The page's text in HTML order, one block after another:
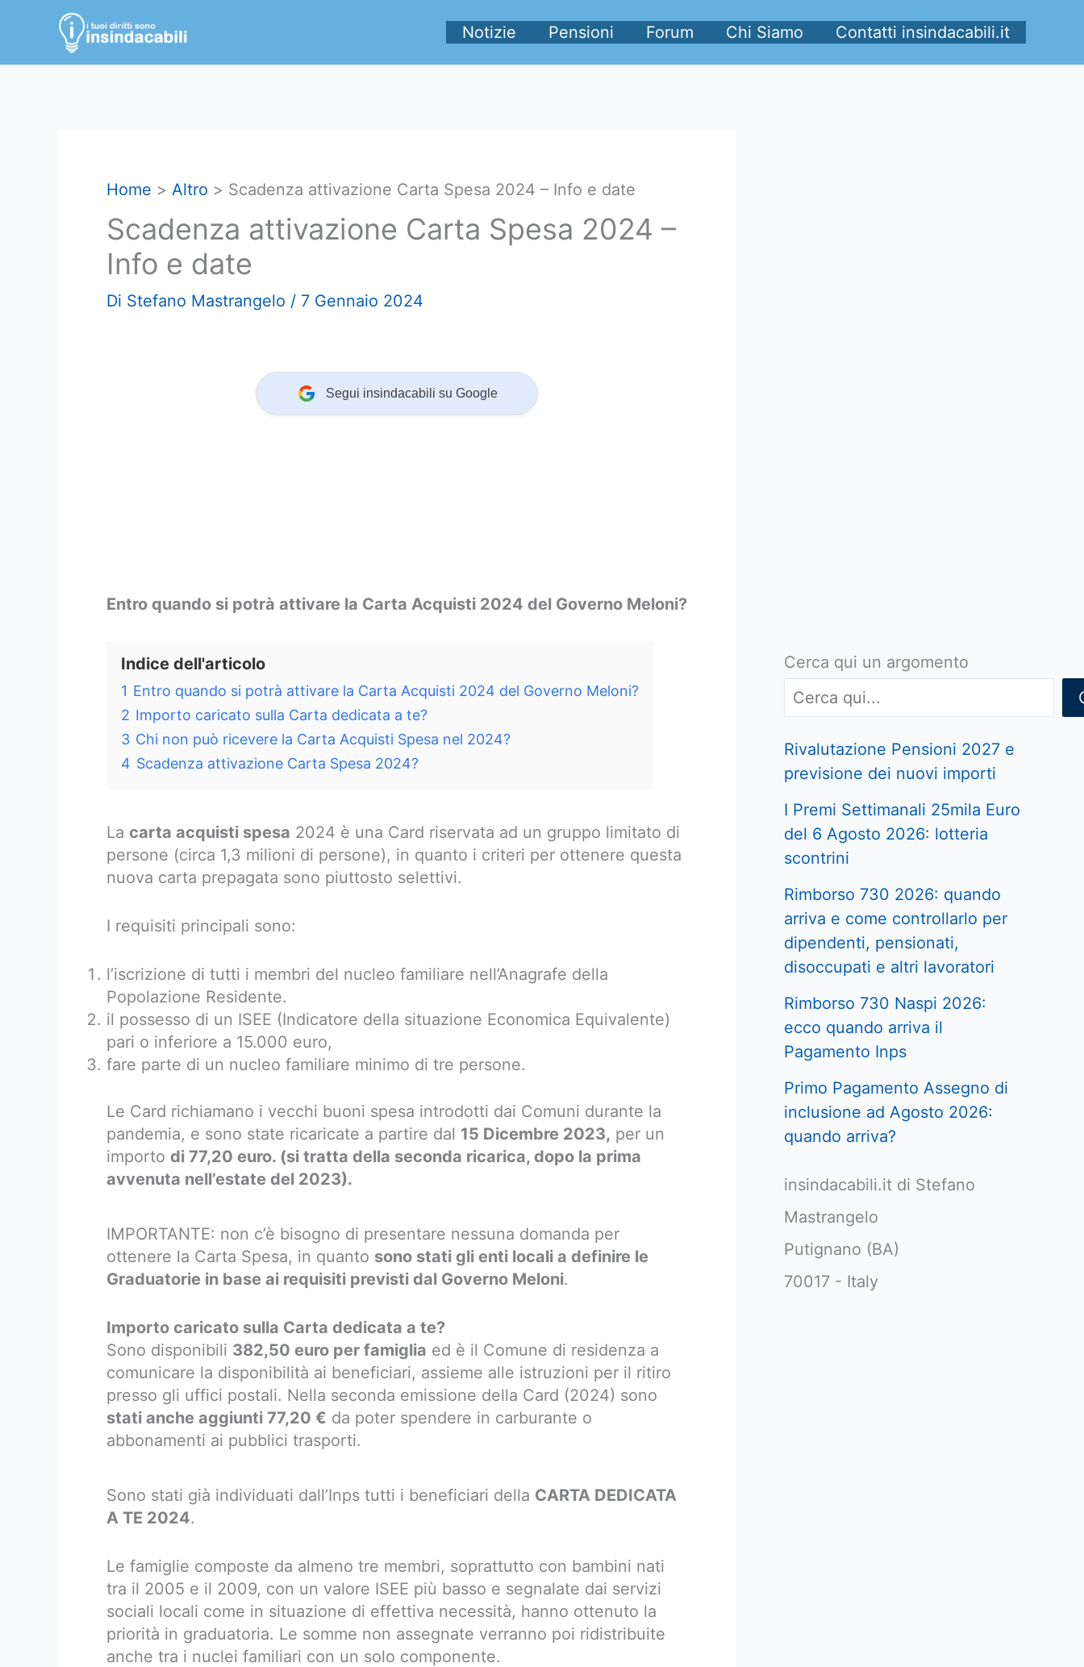
contenuto
Notizie Pensioni Forum Chi Siamo Contatti insindacabili.it
Home Altro Scadenza attivazione Carta Spesa 2024 – Info e date
Scadenza attivazione Carta Spesa 2024 –
Info e date
Di Stefano Mastrangelo / 7 Gennaio 2024
Segui insindacabili su Google
Entro quando si potrà attivare la Carta Acquisti 2024 del Governo Meloni?
Indice dell'articolo
1 Entro quando si potrà attivare la Carta Acquisti 2024 del Governo Meloni?
2 Importo caricato sulla Carta dedicata a te?
3 Chi non può ricevere la Carta Acquisti Spesa nel 2024?
4 Scadenza attivazione Carta Spesa 2024?
La carta acquisti spesa 2024 è una Card riservata ad un gruppo limitato di
persone (circa 1,3 milioni di persone), in quanto i criteri per ottenere questa
nuova carta prepagata sono piuttosto selettivi.
I requisiti principali sono:
l’iscrizione di tutti i membri del nucleo familiare nell’Anagrafe della
Popolazione Residente.
il possesso di un ISEE (Indicatore della situazione Economica Equivalente)
pari o inferiore a 15.000 euro,
fare parte di un nucleo familiare minimo di tre persone.
Le Card richiamano i vecchi buoni spesa introdotti dai Comuni durante la
pandemia, e sono state ricaricate a partire dal 15 Dicembre 2023, per un
importo di 77,20 euro. (si tratta della seconda ricarica, dopo la prima
avvenuta nell’estate del 2023).
IMPORTANTE: non c’è bisogno di presentare nessuna domanda per
ottenere la Carta Spesa, in quanto sono stati gli enti locali a definire le
Graduatorie in base ai requisiti previsti dal Governo Meloni.
Importo caricato sulla Carta dedicata a te?
Sono disponibili 382,50 euro per famiglia ed è il Comune di residenza a
comunicare la disponibilità ai beneficiari, assieme alle istruzioni per il ritiro
presso gli uffici postali. Nella seconda emissione della Card (2024) sono
stati anche aggiunti 77,20 € da poter spendere in carburante o
abbonamenti ai pubblici trasporti.
Sono stati già individuati dall’Inps tutti i beneficiari della CARTA DEDICATA
A TE 2024.
Le famiglie composte da almeno tre membri, soprattutto con bambini nati
tra il 2005 e il 2009, con un valore ISEE più basso e segnalate dai servizi
sociali locali come in situazione di effettiva necessità, hanno ottenuto la
priorità in graduatoria. Le somme non assegnate verranno poi ridistribuite
anche tra i nuclei familiari con un solo componente.
Cerca qui un argomento
Rivalutazione Pensioni 2027 e
previsione dei nuovi importi
I Premi Settimanali 25mila Euro
del 6 Agosto 2026: lotteria
scontrini
Rimborso 730 2026: quando
arriva e come controllarlo per
dipendenti, pensionati,
disoccupati e altri lavoratori
Rimborso 730 Naspi 2026:
ecco quando arriva il
Pagamento Inps
Primo Pagamento Assegno di
inclusione ad Agosto 2026:
quando arriva?
insindacabili.it di Stefano
Mastrangelo
Putignano (BA)
70017 - Italy